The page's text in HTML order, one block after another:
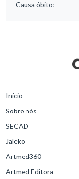
Causa óbito: -
Início
Sobre nós
SECAD
Jaleko
Artmed360
Artmed Editora